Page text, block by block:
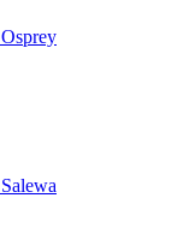
Osprey
Salewa